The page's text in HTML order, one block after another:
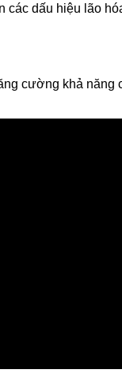
dấu hiệu lão
cường khả